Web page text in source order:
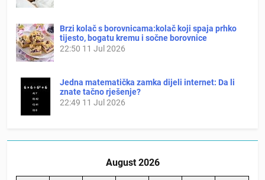
Brzi kolač s borovnicama:kolač koji spaja prhko
tijesto, bogatu kremu i sočne borovnice
22:50 11 Jul 2026
Jedna matematička zamka dijeli internet: Da li
znate tačno rješenje?
22:49 11 Jul 2026
August 2026